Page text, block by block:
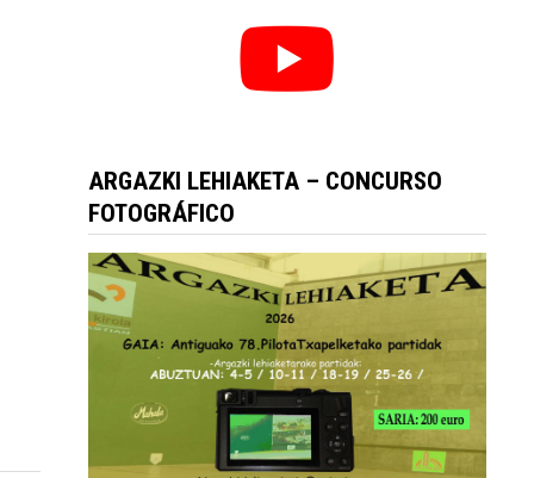
ARGAZKI LEHIAKETA – CONCURSO
FOTOGRÁFICO